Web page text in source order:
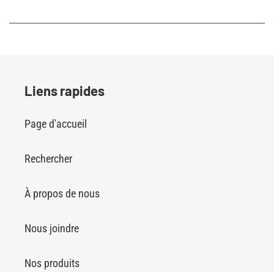
Liens rapides
Page d'accueil
Rechercher
À propos de nous
Nous joindre
Nos produits